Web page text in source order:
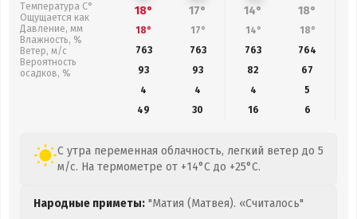
Температура С°
Ощущается как
Давление, мм
Влажность, %
Ветер, м/с
Вероятность
осадков, %
18° 17° 14° 18°
18° 17° 14° 18°
763
763 763 764
93
93 82 67
4
4 4
5
49
30 16 6
С утра переменная облачность, легкий ветер до 5
м/с. На термометре от +14°C до +25°C.
Народные приметы: "Матия (Матвея). «Считалось"